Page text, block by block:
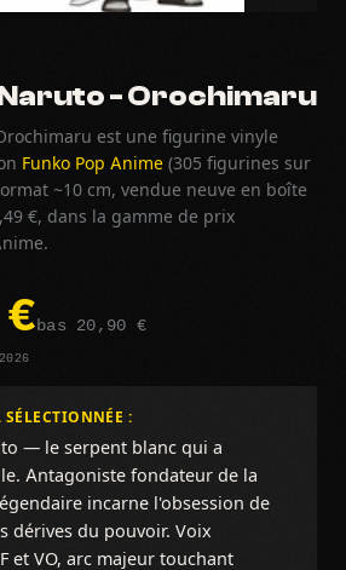
- Orochimaru
est une figurine vinyle
Funko Pop Anime (305 figurines sur
~10 cm, vendue neuve en boîte
€, dans la gamme de prix
bas 20,90 €
:
— le serpent blanc qui a
Antagoniste fondateur de la
incarne l'obsession de
dérives du pouvoir. Voix
et VO, arc majeur touchant